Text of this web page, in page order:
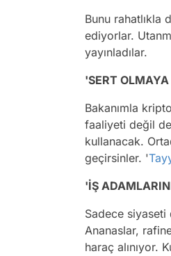
Bunu rahatlıkla
ediyorlar.
yayınladılar.
'SERT
Bakanımla
faaliyeti değil
kullanacak.
geçirsinler. '
'İŞ
Sadece siyaseti
Ananaslar,
haraç alınıyor.